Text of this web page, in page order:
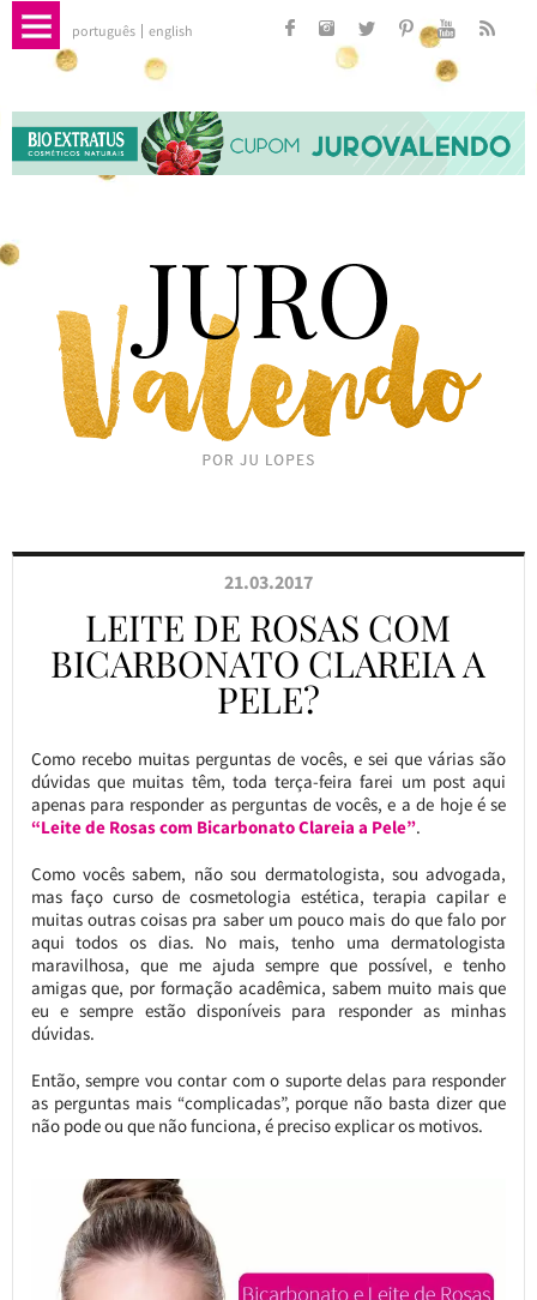
português english
21.03.2017
LEITE DE ROSAS COM
BICARBONATO CLAREIA A
PELE?
Como recebo muitas perguntas de vocês, e sei que várias são
dúvidas que muitas têm, toda terça-feira farei um post aqui
apenas para responder as perguntas de vocês, e a de hoje é se
“Leite de Rosas com Bicarbonato Clareia a Pele”.
Como vocês sabem, não sou dermatologista, sou advogada,
mas faço curso de cosmetologia estética, terapia capilar e
muitas outras coisas pra saber um pouco mais do que falo por
aqui todos os dias. No mais, tenho uma dermatologista
maravilhosa, que me ajuda sempre que possível, e tenho
amigas que, por formação acadêmica, sabem muito mais que
eu e sempre estão disponíveis para responder as minhas
dúvidas.
Então, sempre vou contar com o suporte delas para responder
as perguntas mais “complicadas”, porque não basta dizer que
não pode ou que não funciona, é preciso explicar os motivos.